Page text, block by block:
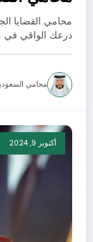
محامي القضايا
درعك الواقي في
محامي
أكتوبر 9, 2024